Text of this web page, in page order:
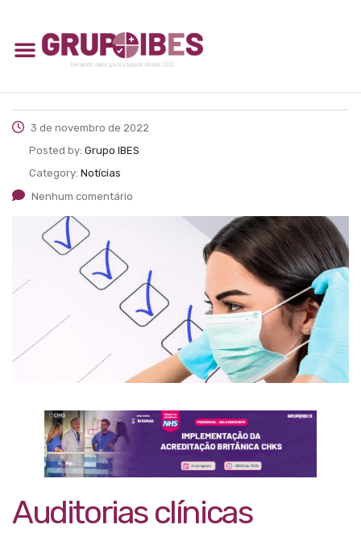
3 de novembro de 2022
Posted by: Grupo IBES
Category: Notícias
Nenhum comentário
Auditorias clínicas